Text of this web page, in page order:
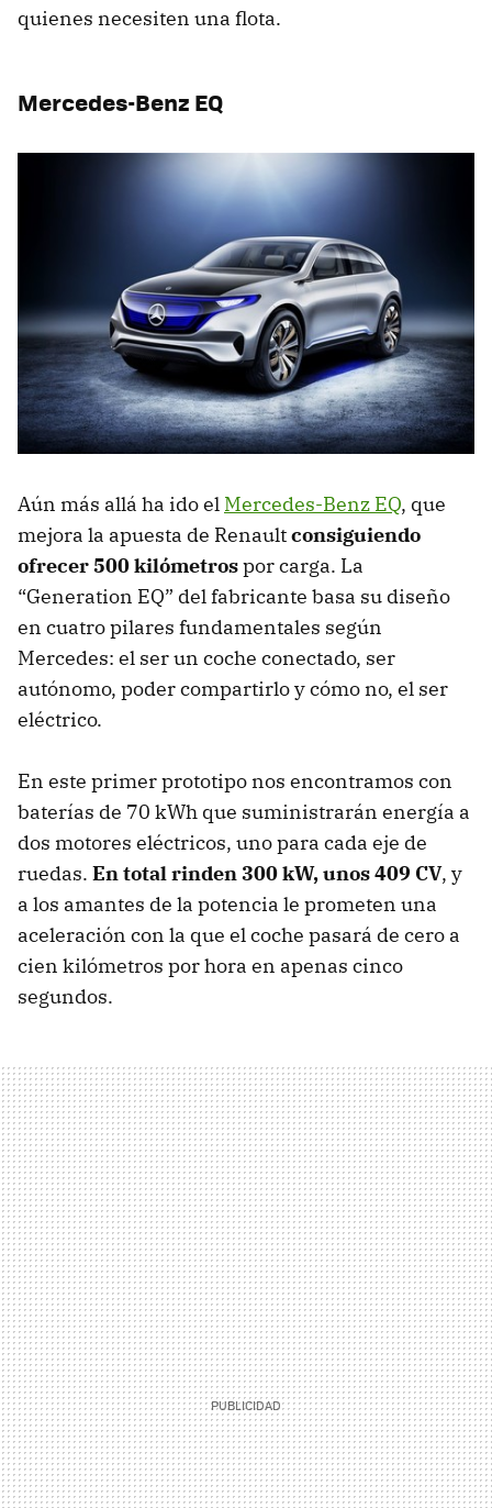
quienes necesiten una flota.
Mercedes-Benz EQ
Aún más allá ha ido el Mercedes-Benz EQ, que
mejora la apuesta de Renaultconsiguiendo
ofrecer 500 kilómetrospor carga. La
“Generation EQ” del fabricante basa su diseño
en cuatro pilares fundamentales según
Mercedes: el ser un coche conectado, ser
autónomo, poder compartirlo y cómo no, el ser
eléctrico.
En este primer prototipo nos encontramos con
baterías de 70 kWh que suministrarán energía a
dos motores eléctricos, uno para cada eje de
ruedas. En total rinden 300 kW, unos 409 CV, y
a los amantes de la potencia le prometen una
aceleración con la que el coche pasará de cero a
cien kilómetros por hora en apenas cinco
segundos.